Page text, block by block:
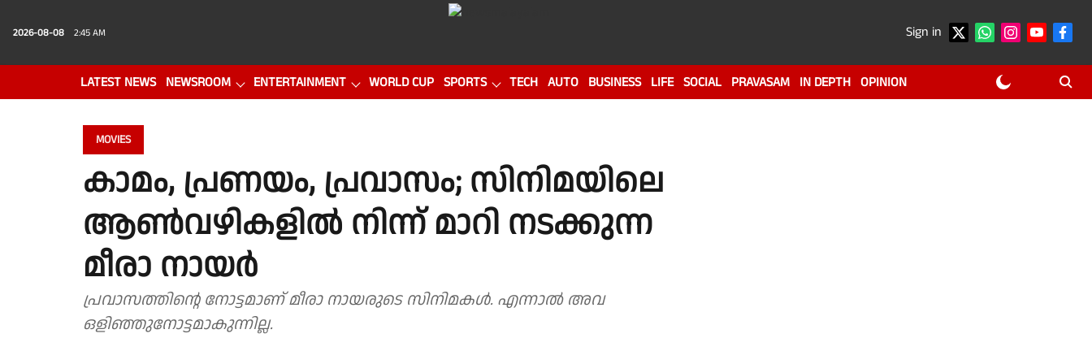
2026-08-08 2:45 AM Sign in
LATEST NEWS NEWSROOM ENTERTAINMENT WORLD CUP SPORTS TECH AUTO BUSINESS LIFE SOCIAL PRAVASAM IN DEPTH OPINION
MOVIES
കാമം, പ്രണയം, പ്രവാസം; സിനിമയിലെ
ആണ്‍വഴികളില്‍ നിന്ന് മാറി നടക്കുന്ന
മീരാ നായർ
പ്രവാസത്തിന്റെ നോട്ടമാണ് മീരാ നായരുടെ സിനിമകൾ. എന്നാൽ അവ
ഒളിഞ്ഞുനോട്ടമാകുന്നില്ല.